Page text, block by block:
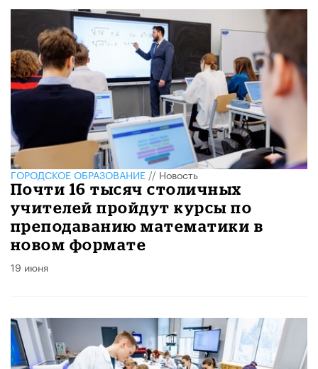
ГОРОДСКОЕ ОБРАЗОВАНИЕ//Новость
Почти 16 тысяч столичных
учителей пройдут курсы по
преподаванию математики в
новом формате
19 июня